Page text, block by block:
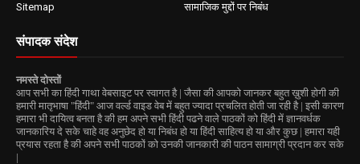
Sitemap
सामाजिक मुद्दों पर निबंध
संपादक संदेश
नमस्ते दोस्तों
आप सभी का हिंदी गाथा वेबसाइट पर स्वागत है | जैसा की आपको जानकर बहुत ख़ुशी होगी की
हमारी मातृभाषा "हिंदी" आज वर्ल्ड वाइड वेब में बहुत ज्यादा प्रचलित होती जा रही है | इसी कारण
हमारा भी दायित्व बनता है की हम अपने सभी हिंदी पढने वाले पाठकों को हिंदी में ज्ञानवर्धक
जानकारिय दे सके चाहे वह अनुछेद हो या निबंध हो या हिंदी साहित्य हो या और कुछ | हमारा यही
प्रयास रहता है की अपने सभी पाठकों को उनकी जानकारी की पाठन सामाग्री प्रदान कर सके
|